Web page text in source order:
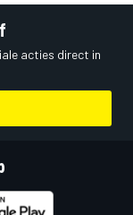
acties direct in